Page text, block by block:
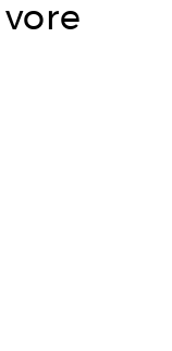
vore